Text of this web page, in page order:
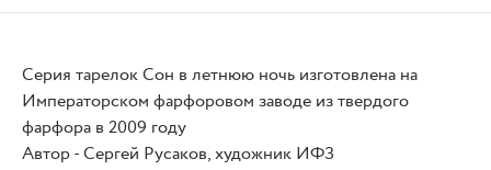
Серия тарелок Сон в летнюю ночь изготовлена на
Императорском фарфоровом заводе из твердого
фарфора в 2009 году
Автор - Сергей Русаков, художник ИФЗ